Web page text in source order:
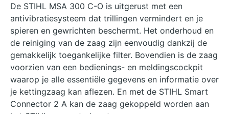
De STIHL MSA 300 C-O is uitgerust met een
antivibratiesysteem dat trillingen vermindert en je
spieren en gewrichten beschermt. Het onderhoud en
de reiniging van de zaag zijn eenvoudig dankzij de
gemakkelijk toegankelijke filter. Bovendien is de zaag
voorzien van een bedienings- en meldingscockpit
waarop je alle essentiële gegevens en informatie over
je kettingzaag kan aflezen. En met de STIHL Smart
Connector 2 A kan de zaag gekoppeld worden aan